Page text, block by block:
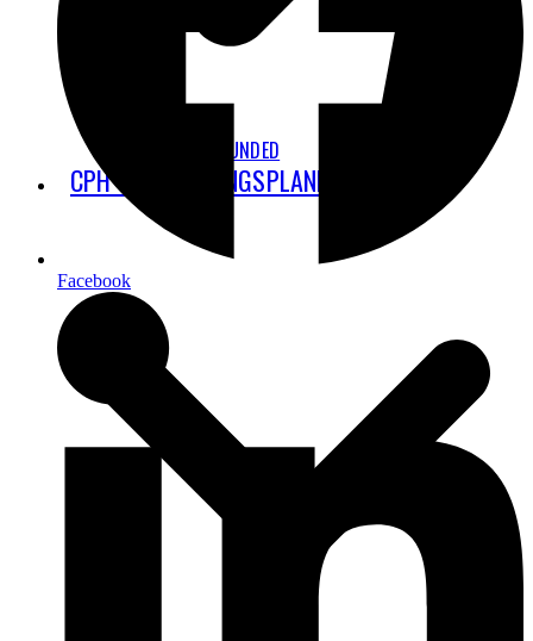
STAY GROUNDED
CPH’S UDBYGNINGSPLANER
Facebook